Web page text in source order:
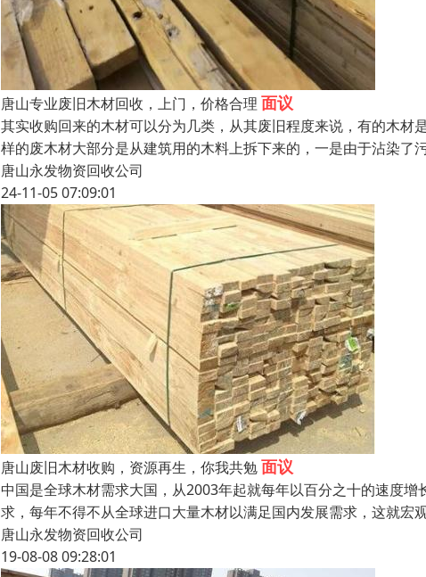
唐山专业废旧木材回收，上门，价格合理 面议
其实收购回来的木材可以分为几类，从其废旧程度来说，有的木
样的废木材大部分是从建筑用的木料上拆下来的，一是由于沾染
唐山永发物资回收公司
24-11-05 07:09:01
唐山废旧木材收购，资源再生，你我共勉面议
中国是全球木材需求大国，从2003年起就每年以百分之十的速度
求，每年不得不从全球进口大量木材以满足国内发展需求，这就
唐山永发物资回收公司
19-08-08 09:28:01